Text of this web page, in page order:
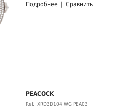
Подробнее Сравнить
PEACOCK
Ref.: XRD3D104 WG PEA03